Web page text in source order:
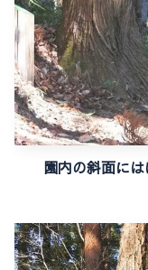
園内の斜面に